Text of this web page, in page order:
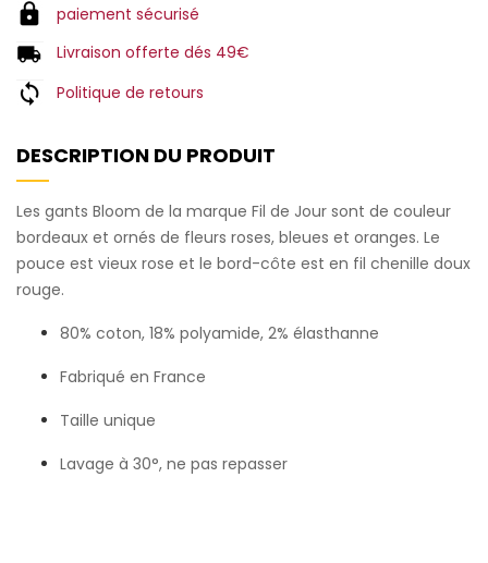
paiement sécurisé
Livraison offerte dés 49€
Politique de retours
DESCRIPTION DU PRODUIT
Les gants Bloom de la marque Fil de Jour sont de couleur
bordeaux et ornés de fleurs roses, bleues et oranges. Le
pouce est vieux rose et le bord-côte est en fil chenille doux
rouge.
80% coton, 18% polyamide, 2% élasthanne
Fabriqué en France
Taille unique
Lavage à 30°, ne pas repasser